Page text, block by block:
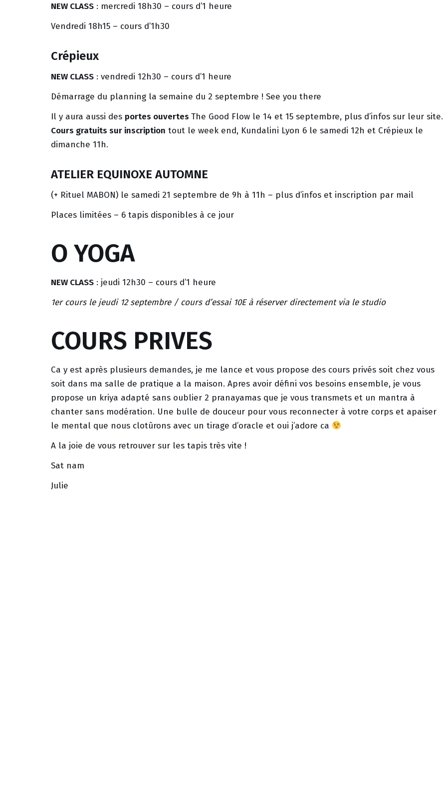
NEW CLASS : mercredi 18h30 – cours d’1 heure
Vendredi 18h15 – cours d’1h30
Crépieux
NEW CLASS : vendredi 12h30 – cours d’1 heure
Démarrage du planning la semaine du 2 septembre ! See you there
Il y aura aussi des portes ouvertes The Good Flow le 14 et 15 septembre, plus d’infos sur leur site.
Cours gratuits sur inscription tout le week end, Kundalini Lyon 6 le samedi 12h et Crépieux le
dimanche 11h.
ATELIER EQUINOXE AUTOMNE
(+ Rituel MABON) le samedi 21 septembre de 9h à 11h – plus d’infos et inscription par mail
Places limitées – 6 tapis disponibles à ce jour
O YOGA
NEW CLASS : jeudi 12h30 – cours d’1 heure
1er cours le jeudi 12 septembre / cours d’essai 10E à réserver directement via le studio
COURS PRIVES
Ca y est après plusieurs demandes, je me lance et vous propose des cours privés soit chez vous
soit dans ma salle de pratique a la maison. Apres avoir défini vos besoins ensemble, je vous
propose un kriya adapté sans oublier 2 pranayamas que je vous transmets et un mantra à
chanter sans modération. Une bulle de douceur pour vous reconnecter à votre corps et apaiser
le mental que nous clotûrons avec un tirage d’oracle et oui j’adore ca
A la joie de vous retrouver sur les tapis très vite !
Sat nam
Julie